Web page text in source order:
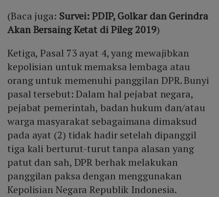
(Baca juga: Survei: PDIP, Golkar dan Gerindra
Akan Bersaing Ketat di Pileg 2019)
Ketiga, Pasal 73 ayat 4, yang mewajibkan
kepolisian untuk memaksa lembaga atau
orang untuk memenuhi panggilan DPR. Bunyi
pasal tersebut: Dalam hal pejabat negara,
pejabat pemerintah, badan hukum dan/atau
warga masyarakat sebagaimana dimaksud
pada ayat (2) tidak hadir setelah dipanggil
tiga kali berturut-turut tanpa alasan yang
patut dan sah, DPR berhak melakukan
panggilan paksa dengan menggunakan
Kepolisian Negara Republik Indonesia.